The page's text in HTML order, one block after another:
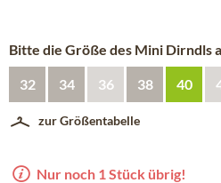
Bitte die Größe des Mini Dirndls
32 34 36 38 40
zur Größentabelle
Nur noch 1 Stück übrig!